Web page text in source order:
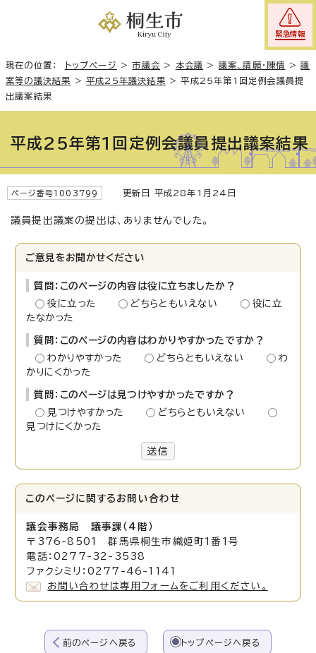
緊急情報
現在の位置： トップページ >市議会 > 本会議 > 議案、請願・陳情 >議
案等の議決結果
>平成25年議決結果 >平成25年第1回定例会議員提
出議案結果
平成25年第1回定例会議員提出議案結果
ページ番号1003799 更新日 平成28年1月24日
議員提出議案の提出は、ありませんでした。
ご意見をお聞かせください
質問：このページの内容は役に立ちましたか？
役に立った
どちらともいえない
役に立
たなかった
質問：このページの内容はわかりやすかったですか？
わかりやすかった
どちらともいえない
わ
かりにくかった
質問：このページは見つけやすかったですか？
見つけやすかった
どちらともいえない
見つけにくかった
送信
このページに関する お問い合わせ
議会事務局 議事課（4階）
〒376-8501 群馬県桐生市織姫町1番1号
電話：0277-32-3538
ファクシミリ：0277-46-1141
お問い合わせは専用フォームをご利用ください。
前のページへ戻る トップページへ戻る